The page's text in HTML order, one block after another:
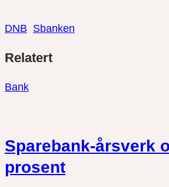
DNB Sbanken
link
på
på
Relatert
Bank
Sparebank-årsverk
prosent